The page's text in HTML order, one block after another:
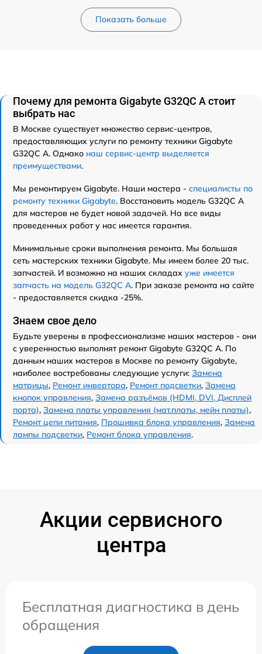
Показать больше
Почему для ремонта Gigabyte G32QC A стоит
выбрать нас
В Москве существует множество сервис-центров,
предоставляющих услуги по ремонту техники Gigabyte
G32QC A. Однако наш сервис-центр выделяется
преимуществами.
Мы ремонтируем Gigabyte. Наши мастера - специалисты по
ремонту техники Gigabyte. Восстановить модель G32QC A
для мастеров не будет новой задачей. На все виды
проведенных работ у нас имеется гарантия.
Минимальные сроки выполнения ремонта. Мы большая
сеть мастерских техники Gigabyte. Мы имеем более 20 тыс.
запчастей. И возможно на наших складах уже имеется
запчасть на модель G32QC A. При заказе ремонта на сайте
- предоставляется скидка -25%.
Знаем свое дело
Будьте уверены в профессионализме наших мастеров - они
с уверенностью выполнят ремонт Gigabyte G32QC A. По
данным наших мастеров в Москве по ремонту Gigabyte,
наиболее востребованы следующие услуги: Замена
матрицы, Ремонт инвертора, Ремонт подсветки, Замена
кнопок управления, Замена разъёмов (HDMI, DVI, Дисплей
порта), Замена платы управления (мат.платы, мейн платы),
Ремонт цепи питания, Прошивка блока управления, Замена
лампы подсветки, Ремонт блока управления.
Акции сервисного
центра
Бесплатная диагностика в день
обращения